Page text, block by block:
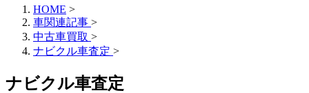
HOME >
車関連記事 >
中古車買取 >
ナビクル車査定 >
ナビクル車査定